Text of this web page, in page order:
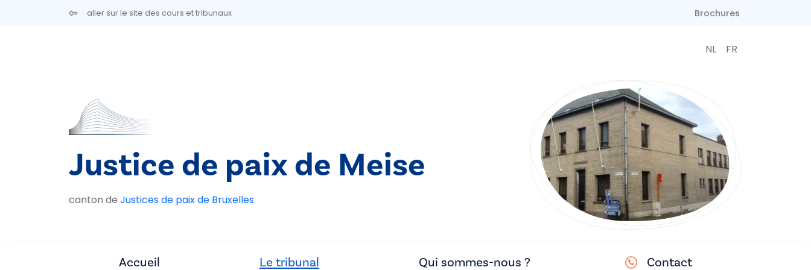
Aller au contenu principalaller sur le site des cours et tribunaux Brochures
NL FR
Justice de paix de Meise
canton de Justices de paix de Bruxelles
Accueil Le tribunal Qui sommes-nous ? Contact